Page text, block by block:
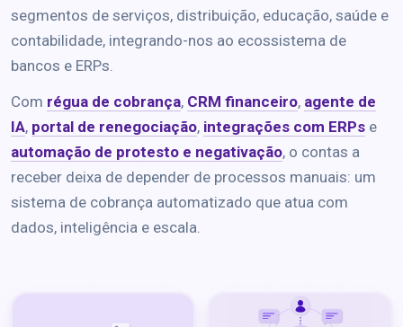
segmentos de serviços, distribuição, educação, saúde e
contabilidade, integrando-nos ao ecossistema de
bancos e ERPs.
Com régua de cobrança, CRM financeiro, agente de
IA, portal de renegociação, integrações com ERPs e
automação de protesto e negativação, o contas a
receber deixa de depender de processos manuais: um
sistema de cobrança automatizado que atua com
dados, inteligência e escala.